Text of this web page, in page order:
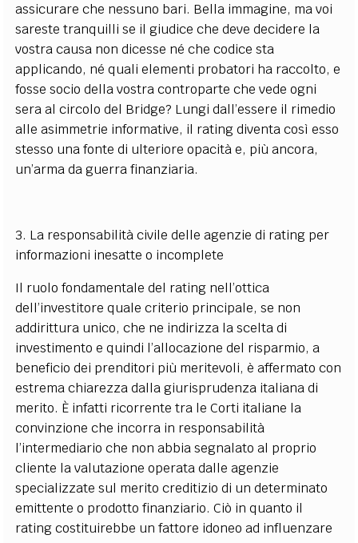
assicurare che nessuno bari. Bella immagine, ma voi
sareste tranquilli se il giudice che deve decidere la
vostra causa non dicesse né che codice sta
applicando, né quali elementi probatori ha raccolto, e
fosse socio della vostra controparte che vede ogni
sera al circolo del Bridge? Lungi dall’essere il rimedio
alle asimmetrie informative, il rating diventa così esso
stesso una fonte di ulteriore opacità e, più ancora,
un’arma da guerra finanziaria.
3. La responsabilità civile delle agenzie di rating per
informazioni inesatte o incomplete
Il ruolo fondamentale del rating nell’ottica
dell’investitore quale criterio principale, se non
addirittura unico, che ne indirizza la scelta di
investimento e quindi l’allocazione del risparmio, a
beneficio dei prenditori più meritevoli, è affermato con
estrema chiarezza dalla giurisprudenza italiana di
merito. È infatti ricorrente tra le Corti italiane la
convinzione che incorra in responsabilità
l’intermediario che non abbia segnalato al proprio
cliente la valutazione operata dalle agenzie
specializzate sul merito creditizio di un determinato
emittente o prodotto finanziario. Ciò in quanto il
rating costituirebbe un fattore idoneo ad influenzare